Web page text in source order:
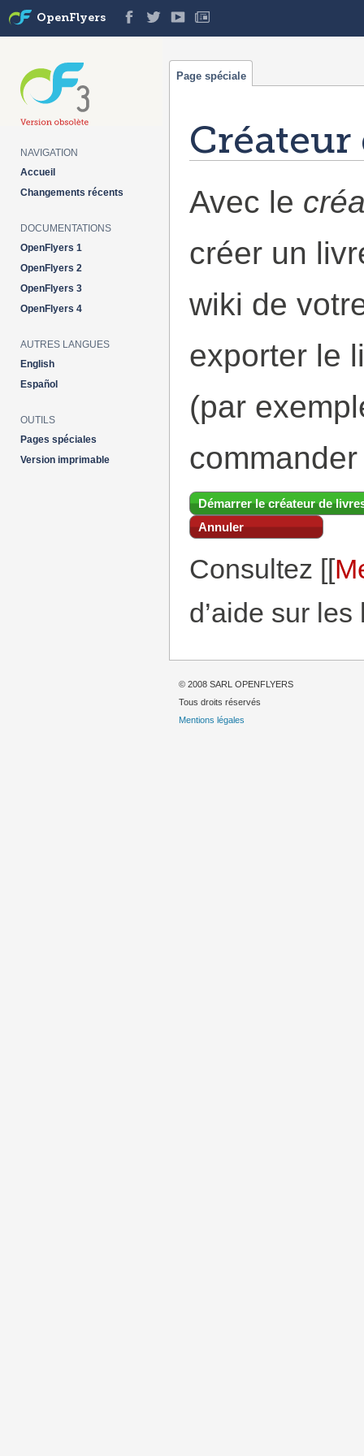
Avec le
créer un
wiki de
exporter le
(par
Démarrer le créateur de
Annuler
Consultez [[
d’aide sur
Page spéciale
OpenFlyers
NAVIGATION
Accueil
Changements récents
DOCUMENTATIONS
OpenFlyers 1
OpenFlyers 2
OpenFlyers 3
OpenFlyers 4
AUTRES LANGUES
English
Español
OUTILS
Pages spéciales
Version imprimable
© 2008 SARL OPENFLYERS
Tous droits réservés
Mentions légales